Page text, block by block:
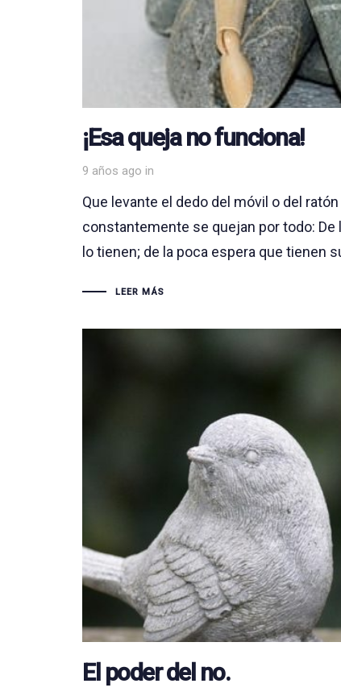
¡Esa queja no funciona!
9 años ago in
Que levante el dedo del móvil o del
constantemente se quejan por todo:
lo tienen; de la poca espera que tienen
LEER MÁS
El poder del no.